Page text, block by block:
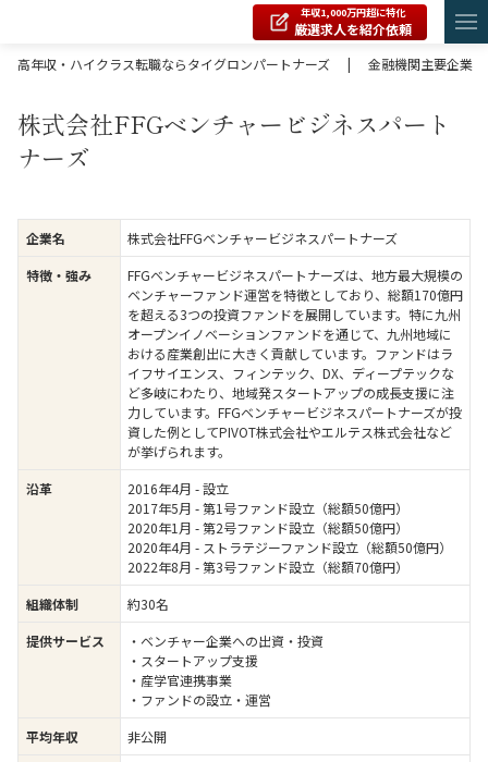
年収1,000万円超に特化
厳選求人を紹介依頼
高年収・ハイクラス転職ならタイグロンパートナーズ
| 金融機関主要企業
株式会社FFGベンチャービジネスパート
ナーズ
企業名 株式会社FFGベンチャービジネスパートナーズ
特徴・強み
FFGベンチャービジネスパートナーズは、地方最大規模の
ベンチャーファンド運営を特徴としており、総額170億円
を超える3つの投資ファンドを展開しています。特に九州
オープンイノベーションファンドを通じて、九州地域に
おける産業創出に大きく貢献しています。ファンドはラ
イフサイエンス、フィンテック、DX、ディープテックな
ど多岐にわたり、地域発スタートアップの成長支援に注
力しています。FFGベンチャービジネスパートナーズが投
資した例としてPIVOT株式会社やエルテス株式会社など
が挙げられます。
沿革
2016年4月 - 設立
2017年5月 - 第1号ファンド設立（総額50億円）
2020年1月 - 第2号ファンド設立（総額50億円）
2020年4月 - ストラテジーファンド設立（総額50億円）
2022年8月 - 第3号ファンド設立（総額70億円）
組織体制 約30名
提供サービス
・ベンチャー企業への出資・投資
・スタートアップ支援
・産学官連携事業
・ファンドの設立・運営
平均年収 非公開